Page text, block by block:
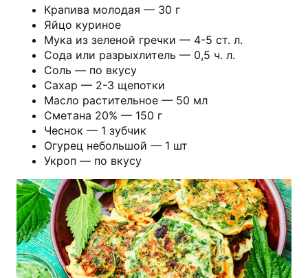
Крапива молодая — 30 г
Яйцо куриное
Мука из зеленой гречки — 4-5 ст. л.
Сода или разрыхлитель — 0,5 ч. л.
Соль — по вкусу
Сахар — 2-3 щепотки
Масло растительное — 50 мл
Сметана 20% — 150 г
Чеснок — 1 зубчик
Огурец небольшой — 1 шт
Укроп — по вкусу